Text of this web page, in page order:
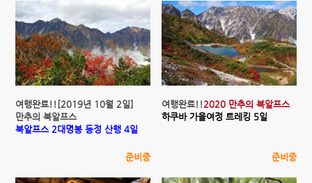
여행완료!![2019년 10월 2일]
만추의 북알프스
북알프스 2대명봉 등정 산행 4일
준비중
여행완료!! 2020 만추의 북알프스
하쿠바 가을여정 트레킹 5일
준비중